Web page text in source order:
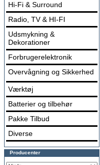
Hi-Fi & Surround
Radio, TV & HI-FI
Udsmykning &
Dekorationer
Forbrugerelektronik
Overvågning og Sikkerhed
Værktøj
Batterier og tilbehør
Pakke Tilbud
Diverse
Producenter